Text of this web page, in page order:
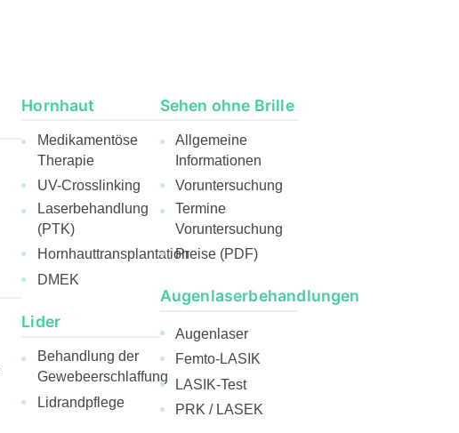
Hornhaut
Medikamentöse
Therapie
UV-Crosslinking
Laserbehandlung
(PTK)
Hornhauttransplantation
DMEK
Lider
Behandlung der
Gewebeerschlaffung
Lidrandpflege
Sehen ohne Brille
Allgemeine
Informationen
Voruntersuchung
Termine
Voruntersuchung
Preise (PDF)
Augenlaserbehandlungen
Augenlaser
Femto-LASIK
LASIK-Test
PRK / LASEK